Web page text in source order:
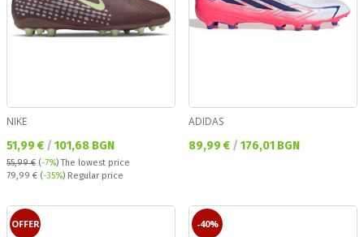
NIKE
Текуща цена:
51,99 € / 101,68 BGN
55,99 € (-7%)The lowest price
Regular price:
79,99 € (-35%) Regular price
ADIDAS
Текуща цена:
89,99 € / 176,01 BGN
OFFER -40%